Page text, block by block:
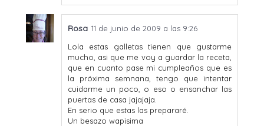
Rosa 11 de junio de 2009 a las 9:26
Lola estas galletas tienen que gustarme
mucho, asi que me voy a guardar la receta,
que en cuanto pase mi cumpleaños que es
la próxima semnana, tengo que intentar
cuidarme un poco, o eso o ensanchar las
puertas de casa jajajaja.
En serio que estas las prepararé.
Un besazo wapisima